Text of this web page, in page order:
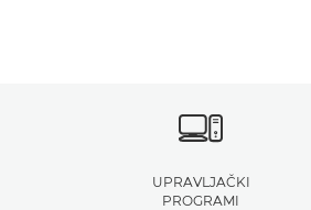
UPRAVLJAČKI
PROGRAMI